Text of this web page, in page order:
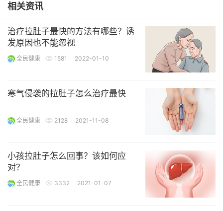
相关资讯
治疗拉肚子最快的方法有哪些？诱
发原因也不能忽视
全民健康 1581 2022-01-10
寒气侵袭的拉肚子怎么治疗最快
全民健康 2128 2021-11-08
小孩拉肚子怎么回事？该如何应
对？
全民健康 3332 2021-01-07